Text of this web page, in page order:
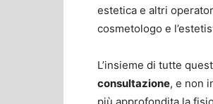
estetica e altri
cosmetologo e
L’insieme di tutte
consultazione, e non